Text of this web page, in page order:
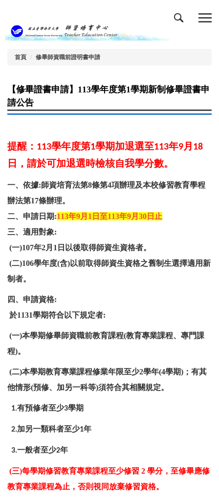
內
首頁 修畢師資職前證明書申請
【修畢證書申請】113學年度第1學期新制修畢證書申
請公告
提醒： 113學年度第1學期加退選至113年9 月 18
日，請於可加退選時檢核自我學分數。
一、依據:師資培育法第8條第4項辦理及本校修習教育學程
辦法第17條辦理。
二、申請日期:113年9月1日至113年9月30日止
三、適用對象:
(一)107年2月1日以後取得師資生資格者。
(二)106學年度(含)以前取得師資生資格之舊制生選擇適用新
制者。
四、申請資格:
於1131學期符合以下規定者:
(一)本學期修畢師資職前教育課程(教育專業課程、專門課
程)。
(二)本學期教育專業課程修業年限至少2學年(4學期)；有其
他情形(預修、加另一科等)須符合其相關規定。
1.有預修者至少3學期
2.加另一類科者至少1年
3.一般者至少2年
(三)每學期修習教育專業課程至少修習 2 學分，至修畢應修
教育專業課程為止，否則視同放棄修習資格。